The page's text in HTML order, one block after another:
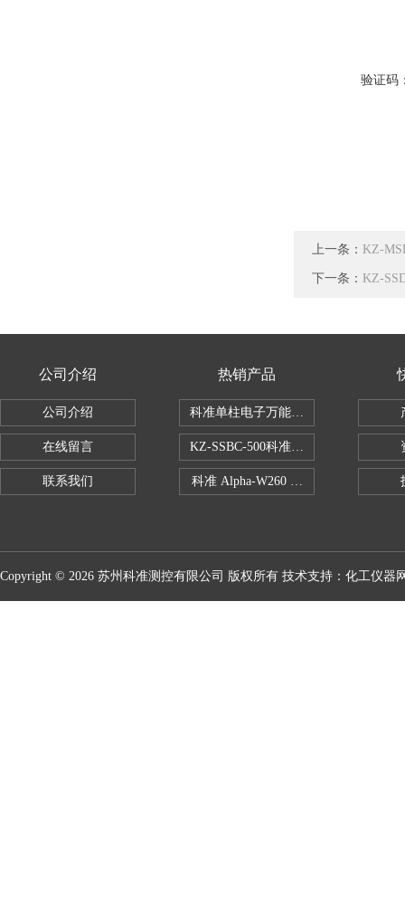
验证码
上一条： KZ-
下一条： KZ-
公司介绍
公司介绍
在线留言
联系我们
热销产品
科准单柱电子万能拉力机KZ-SSBC-500
KZ-SSBC-500科准单柱电子万能试验
科准 Alpha-W260 半导体全自动推拉
Copyright © 2026 苏州科准测控有限公司 版权所有 技术支持： 化工仪器